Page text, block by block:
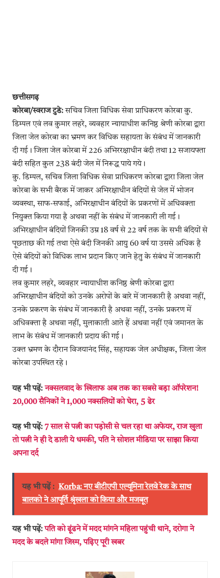
छत्तीसगढ़
कोरबा/स्वराज टुडे:सचिव जिला विधिक सेवा प्राधिकरण कोरबा कु.
डिम्पल एवं लव कुमार लहरे, व्यवहार न्यायाधीश कनिष्ठ श्रेणी कोरबा द्वारा
जिला जेल कोरबा का भ्रमण कर विधिक सहायता के संबंध में जानकारी
दी गई। जिला जेल कोरबा में 226 अभिररक्षाधीन बंदी तथा 12 सजायफ्ता
बंदी सहित कुल 238 बंदी जेल में निरूद्ध पाये गये।
कु. डिम्पल, सचिव जिला विधिक सेवा प्राधिकरण कोरबा द्वारा जिला जेल
कोरबा के सभी बैरक में जाकर अभिरक्षाधीन बंदियों से जेल में भोजन
व्यवस्था, साफ-सफाई, अभिरक्षाधीन बंदियों के प्रकरणों में अधिवक्ता
नियुक्त किया गया है अथवा नहीं के संबंध में जानकारी ली गई।
अभिरक्षाधीन बंदियों जिनकी उम्र 18 वर्ष से 22 वर्ष तक के सभी बंदियों से
पूछताछ की गई तथा ऐसे बंदी जिनकी आयु 60 वर्ष या उससे अधिक है
ऐसे बंदियों को विधिक लाभ प्रदान किए जाने हेतु के संबंध में जानकारी
दी गई।
लव कुमार लहरे, व्यवहार न्यायाधीश कनिष्ठ श्रेणी कोरबा द्वारा
अभिरक्षाधीन बंदियों को उनके अरोपों के बारे में जानकारी है अथवा नहीं,
उनके प्रकरण के संबंध में जानकारी है अथवा नहीं, उनके प्रकरण में
अधिवक्ता है अथवा नहीं, मुलाकाती आते हैं अथवा नहीं एवं जमानत के
लाभ के संबंध में जानकारी प्रदाय की गई।
उक्त भ्रमण के दौरान विजयानंद सिंह, सहायक जेल अधीक्षक, जिला जेल
कोरबा उपस्थित रहे।
यह भी पढ़ें: नक्सलवाद के खिलाफ अब तक का सबसे बड़ा ऑपरेशन!
20,000 सैनिकों ने 1,000 नक्सलियों को घेरा, 5 ढेर
यह भी पढ़ें: 7 साल से पत्नी का पड़ोसी से चल रहा था अफेयर, राज खुला
तो पत्नी ने ही दे डाली ये धमकी, पति ने सोशल मीडिया पर साझा किया
अपना दर्द
यह भी पढ़ें : Korba: नए बीटीएपी एल्यूमिना रेलवे रेक के साथ
बालको ने आपूर्ति श्रृंखला को किया और मजबूत
यह भी पढ़ें:पति को ढूंढने में मदद मांगने महिला पहुंची थाने, दरोगा ने
मदद के बदले मांगा जिस्म, पढ़िए पूरी खबर